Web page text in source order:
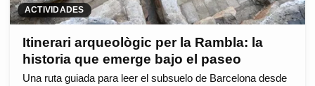
ACTIVIDADES
Itinerari arqueològic per la Rambla: la
historia que emerge bajo el paseo
Una ruta guiada para leer el subsuelo de Barcelona desde